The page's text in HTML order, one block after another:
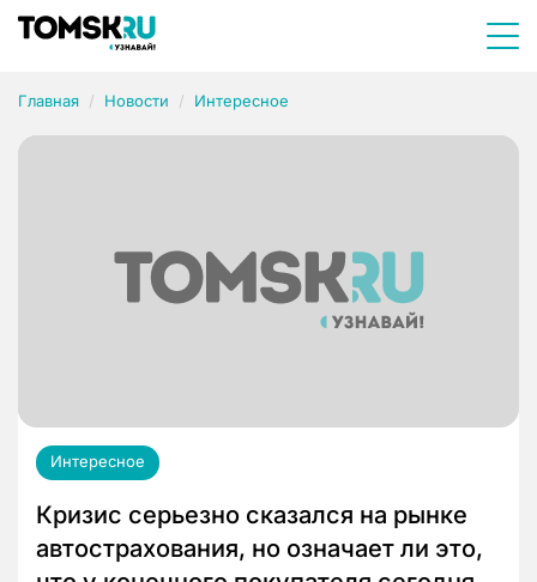
Главная Новости Интересное
Интересное
Кризис серьезно сказался на рынке
автострахования, но означает ли это,